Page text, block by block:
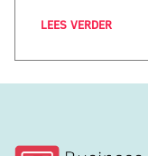
LEES VERDER